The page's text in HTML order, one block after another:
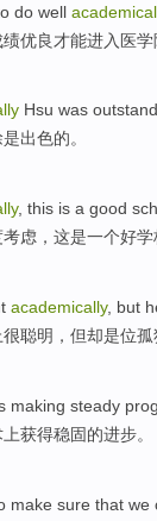
do well
绩优良才能进入医学
Hsu was
是出色的。
, this is a good
考虑 ， 这是一个好学
academically, but
聪明 ， 但却是位孤
making steady
上获得稳固的进步。
make sure that we